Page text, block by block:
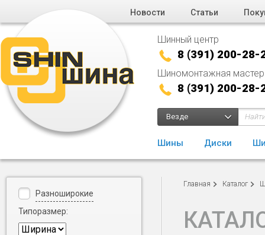
Новости Статьи
Шинный центр
8 (391) 200-28-
Шиномонтажная
8 (391) 200-28-
Везде
Шины Диски
Главная Каталог
Разноширокие
Типоразмер: